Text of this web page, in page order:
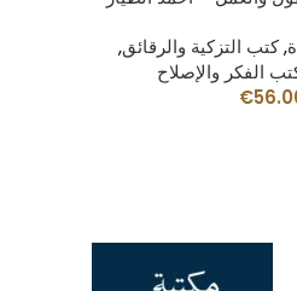
,كتب التزكية والرقائق,
الفكر والإصلاح
€